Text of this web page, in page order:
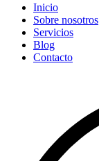
Inicio
Sobre nosotros
Servicios
Blog
Contacto